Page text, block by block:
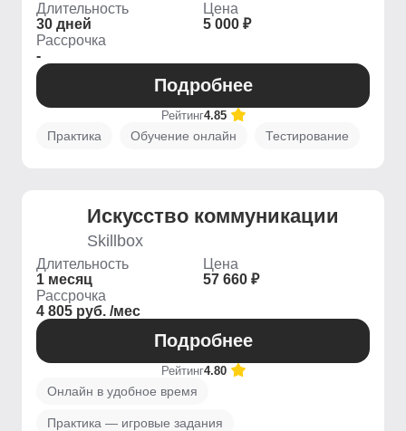
Длительность
30 дней
Цена
5 000 ₽
Рассрочка
-
Подробнее
Рейтинг4.85
Практика Обучение онлайн Тестирование
Искусство коммуникации
Skillbox
Длительность
1 месяц
Цена
57 660 ₽
Рассрочка
4 805 руб. /мес
Подробнее
Рейтинг4.80
Онлайн в удобное время
Практика — игровые задания